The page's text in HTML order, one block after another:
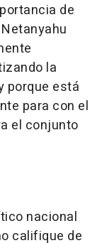
de
la
porque está
para con el
el conjunto
nacional
califique de